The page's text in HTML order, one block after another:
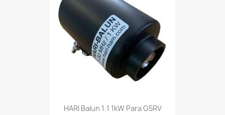
HARI Balun 1:1 1kW Para G5RV